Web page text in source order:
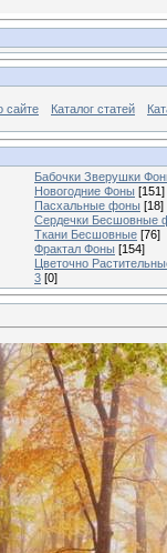
сайте Каталог статей
Бабочки Зверушки
Новогодние Фоны [151]
Пасхальные фоны [18]
Сердечки Бесшовные
Ткани Бесшовные [76]
Фрактал Фоны [154]
Цветочно
3 [0]